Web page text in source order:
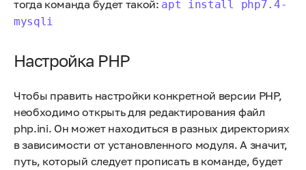
тогда команда будет такой: apt install php7.4-
mysqli
Настройка PHP
Чтобы править настройки конкретной версии PHP,
необходимо открыть для редактирования файл
php.ini. Он может находиться в разных директориях
в зависимости от установленного модуля. А значит,
путь, который следует прописать в команде, будет